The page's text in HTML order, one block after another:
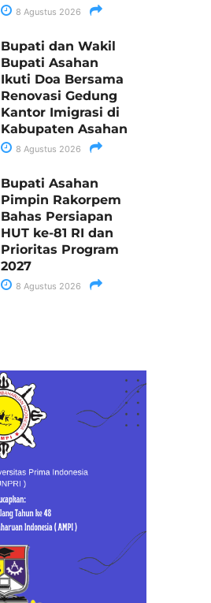
8 Agustus 2026
Bupati dan Wakil
Bupati Asahan
Ikuti Doa Bersama
Renovasi Gedung
Kantor Imigrasi di
Kabupaten Asahan
8 Agustus 2026
Bupati Asahan
Pimpin Rakorpem
Bahas Persiapan
HUT ke-81 RI dan
Prioritas Program
2027
8 Agustus 2026